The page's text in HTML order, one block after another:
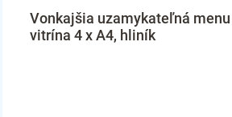
Vonkajšia uzamykateľná menu
vitrína 4 x A4, hliník